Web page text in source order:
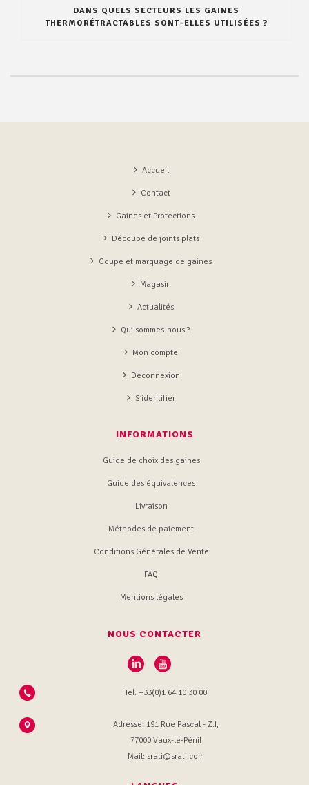
DANS QUELS SECTEURS LES GAINES
THERMORÉTRACTABLES SONT-ELLES UTILISÉES ?
Accueil
Contact
Gaines et Protections
Découpe de joints plats
Coupe et marquage de gaines
Magasin
Actualités
Qui sommes-nous ?
Mon compte
Deconnexion
S’identifier
INFORMATIONS
Guide de choix des gaines
Guide des équivalences
Livraison
Méthodes de paiement
Conditions Générales de Vente
FAQ
Mentions légales
NOUS CONTACTER
Tel: +33(0)1 64 10 30 00
Adresse: 191 Rue Pascal - Z.I,
77000 Vaux-le-Pénil
Mail: srati@srati.com